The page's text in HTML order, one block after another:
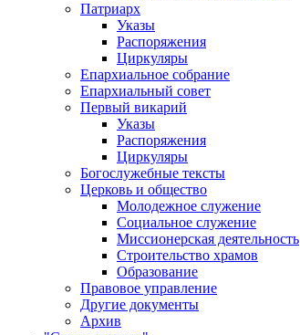
Патриарх
Указы
Распоряжения
Циркуляры
Епархиальное собрание
Епархиальный совет
Первый викарий
Указы
Распоряжения
Циркуляры
Богослужебные тексты
Церковь и общество
Молодежное служение
Социальное служение
Миссионерская деятельность
Строительство храмов
Образование
Правовое управление
Другие документы
Архив